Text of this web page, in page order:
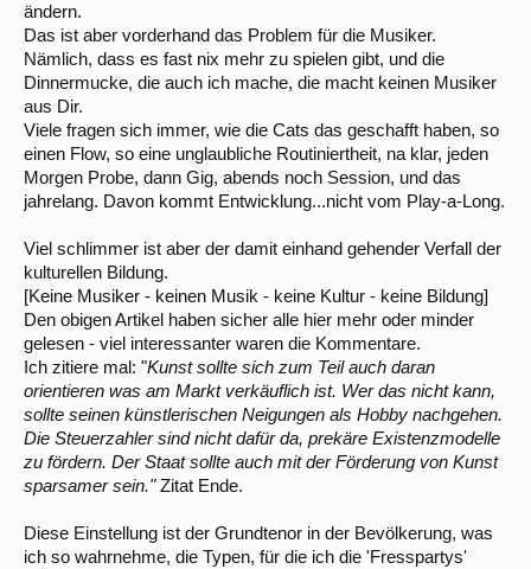
ändern.
Das ist aber vorderhand das Problem für die Musiker.
Nämlich, dass es fast nix mehr zu spielen gibt, und die
Dinnermucke, die auch ich mache, die macht keinen Musiker
aus Dir.
Viele fragen sich immer, wie die Cats das geschafft haben, so
einen Flow, so eine unglaubliche Routiniertheit, na klar, jeden
Morgen Probe, dann Gig, abends noch Session, und das
jahrelang. Davon kommt Entwicklung...nicht vom Play-a-Long.
Viel schlimmer ist aber der damit einhand gehender Verfall der
kulturellen Bildung.
[Keine Musiker - keinen Musik - keine Kultur - keine Bildung]
Den obigen Artikel haben sicher alle hier mehr oder minder
gelesen - viel interessanter waren die Kommentare.
Ich zitiere mal: "Kunst sollte sich zum Teil auch daran
orientieren was am Markt verkäuflich ist. Wer das nicht kann,
sollte seinen künstlerischen Neigungen als Hobby nachgehen.
Die Steuerzahler sind nicht dafür da, prekäre Existenzmodelle
zu fördern. Der Staat sollte auch mit der Förderung von Kunst
sparsamer sein."Zitat Ende.
Diese Einstellung ist der Grundtenor in der Bevölkerung, was
ich so wahrnehme, die Typen, für die ich die 'Fresspartys'